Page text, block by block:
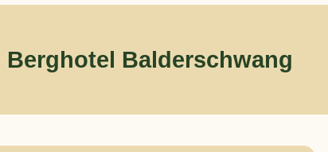
Berghotel Balderschwang